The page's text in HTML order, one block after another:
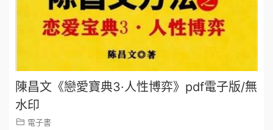
​陳昌文《戀愛寶典3·人性博弈》pdf電子版/無
水印
電子書